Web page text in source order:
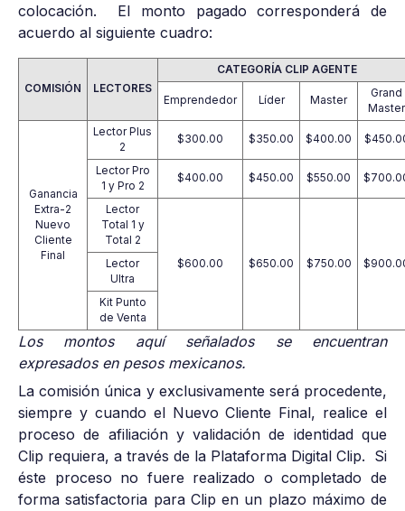
colocación. El monto pagado corresponderá de
acuerdo al siguiente cuadro:
COMISIÓN LECTORES
CATEGORÍA CLIP AGENTE
Emprendedor Líder Master
Grand
Master
Ganancia
Extra-2
Nuevo
Cliente
Final
Lector Plus
2
$300.00 $350.00 $400.00
Lector Pro
1 y Pro 2
$400.00 $450.00 $550.00
Lector
Total 1 y
Total 2
$600.00
$650.00 $750.00
Lector
Ultra
Kit Punto
de Venta
Los montos aquí señalados se encuentran
expresados en pesos mexicanos.
La comisión única y exclusivamente será procedente,
siempre y cuando el Nuevo Cliente Final, realice el
proceso de afiliación y validación de identidad que
Clip requiera, a través de la Plataforma Digital Clip. Si
éste proceso no fuere realizado o completado de
forma satisfactoria para Clip en un plazo máximo de